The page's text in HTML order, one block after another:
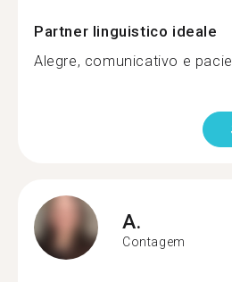
Partner linguistico ideale
Alegre, comunicativo e
A.
Contagem